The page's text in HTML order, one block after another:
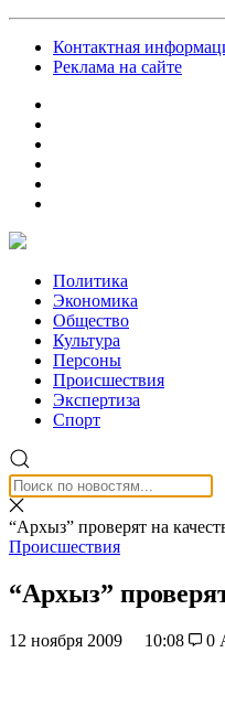
Контактная
Реклама на сайте
Политика
Экономика
Общество
Культура
Персоны
Происшествия
Экспертиза
Спорт
“Архыз” проверят на
Происшествия
“Архыз”
12 ноября 2009 10:08 0